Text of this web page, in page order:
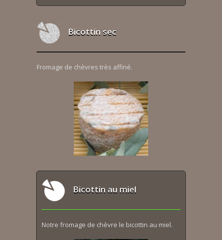
Bicottin sec
Fromage de chèvres très affiné.
Bicottin au miel
Notre fromage de chèvre le bicottin au miel.